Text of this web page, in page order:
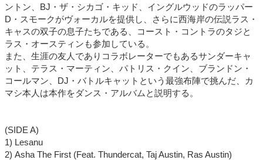
ントン、BJ・ザ・シカゴ・キッド、イングルウッドのラッパー
D・スモークがヴォーカルを提供し、さらに西海岸の伝説ラス・
キャスの双子の息子たちである、コースト・コントラのタジと
ラス・オースティンも参加している。
また、生涯の友人でありコラボレーターでもあるサンダーキャ
ット、テラス・マーティン、パトリス・クイン、ブランドン・
コールマン、DJ・バトルキャットという最強布陣で挑んだ、カ
マシ本人は本作をダンス・アルバムと説明する。
(SIDE A)
1) Lesanu
2) Asha The First (Feat. Thundercat, Taj Austin, Ras Austin)